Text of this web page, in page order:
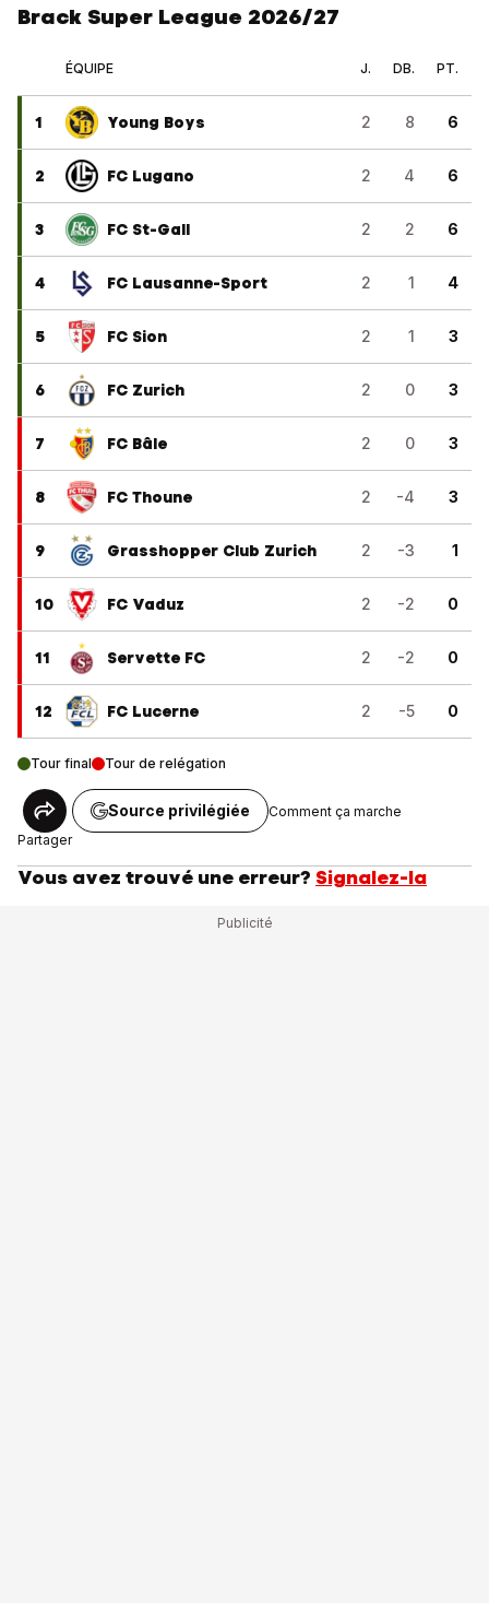
Brack Super League 2026/27
ÉQUIPE J. DB. PT.
1 Young Boys 2 8 6
2 FC Lugano 2 4 6
3 FC St-Gall 2 2 6
4 FC Lausanne-Sport 2 1 4
5 FC Sion 2 1 3
6 FC Zurich 2 0 3
7 FC Bâle 2 0 3
8 FC Thoune 2 -4 3
9 Grasshopper Club Zurich 2 -3 1
10 FC Vaduz 2 -2 0
11 Servette FC 2 -2 0
12 FC Lucerne 2 -5 0
Tour final Tour de relégation
Partager
Source privilégiée Comment ça marche
Vous avez trouvé une erreur? Signalez-la